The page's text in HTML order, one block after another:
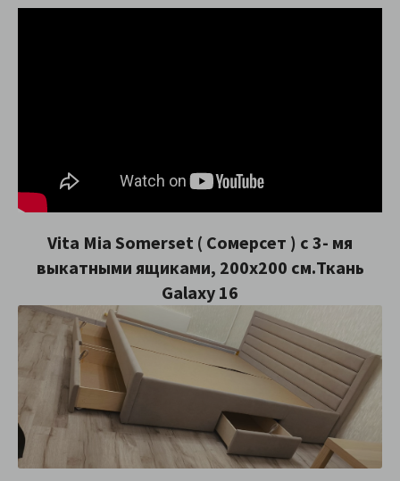
Vita Mia Somerset ( Сомерсет ) с 3- мя
выкатными ящиками, 200х200 см.Ткань
Galaxy 16